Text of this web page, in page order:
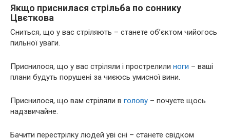
Якщо приснилася стрільба по соннику
Цвєткова
Сниться, що у вас стріляють – станете об’єктом чийогось
пильної уваги.
Приснилося, що у вас стріляли і прострелили ноги – ваші
плани будуть порушені за чиєюсь умисної вини.
Приснилося, що вам стріляли в голову – почуєте щось
надзвичайне.
Бачити перестрілку людей уві сні – станете свідком